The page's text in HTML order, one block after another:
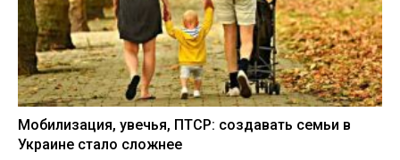
Мобилизация, увечья, ПТСР: создавать семьи в
Украине стало сложнее